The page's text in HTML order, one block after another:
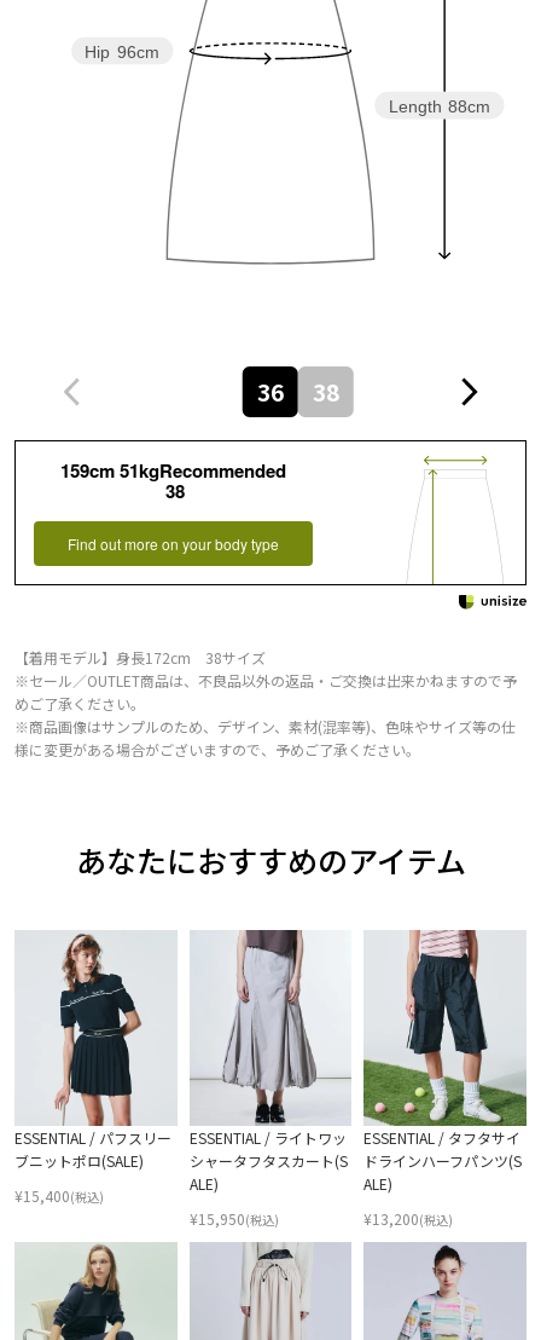
Length 88cm
Hip 96cm
36 38
159cm 51kgRecommended
38
Find out more on your body type
【着用モデル】身長172cm 38サイズ
※セール／OUTLET商品は、不良品以外の返品・ご交換は出来かねますので予
めご了承ください。
※商品画像はサンプルのため、デザイン、素材(混率等)、色味やサイズ等の仕
様に変更がある場合がございますので、予めご了承ください。
あなたにおすすめのアイテム
ESSENTIAL / パフスリー
ブニットポロ(SALE)
¥15,400(税込)
ESSENTIAL / ライトワッ
シャータフタスカート(S
ALE)
¥15,950(税込)
ESSENTIAL / タフタサイ
ドラインハーフパンツ(S
ALE)
¥13,200(税込)